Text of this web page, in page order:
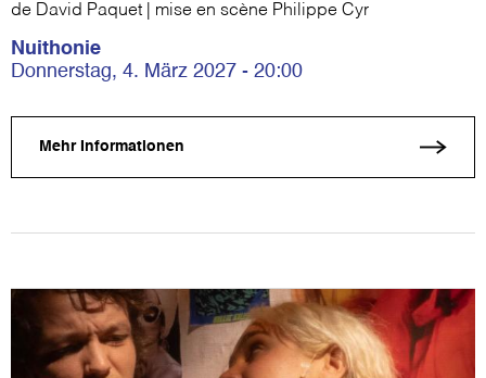
de David Paquet | mise en scène Philippe Cyr
Nuithonie
Donnerstag, 4. März 2027 - 20:00
Mehr Informationen